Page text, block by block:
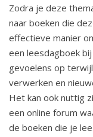
Zodra je deze
naar boeken die
effectieve manier
een leesdagboek
gevoelens op
verwerken en
Het kan ook nuttig
een online forum
de boeken die je